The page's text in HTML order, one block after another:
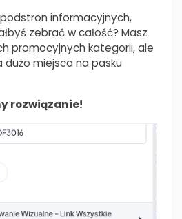
podstron informacyjnych,
zebrać w całość? Masz
promocyjnych kategorii, ale
dużo miejsca na pasku
rozwiązanie!